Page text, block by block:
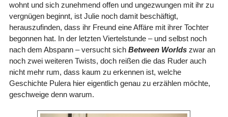
wohnt und sich zunehmend offen und ungezwungen mit ihr zu
vergnügen beginnt, ist Julie noch damit beschäftigt,
herauszufinden, dass ihr Freund eine Affäre mit ihrer Tochter
begonnen hat. In der letzten Viertelstunde – und selbst noch
nach dem Abspann – versucht sich Between Worldszwar an
noch zwei weiteren Twists, doch reißen die das Ruder auch
nicht mehr rum, dass kaum zu erkennen ist, welche
Geschichte Pulera hier eigentlich genau zu erzählen möchte,
geschweige denn warum.